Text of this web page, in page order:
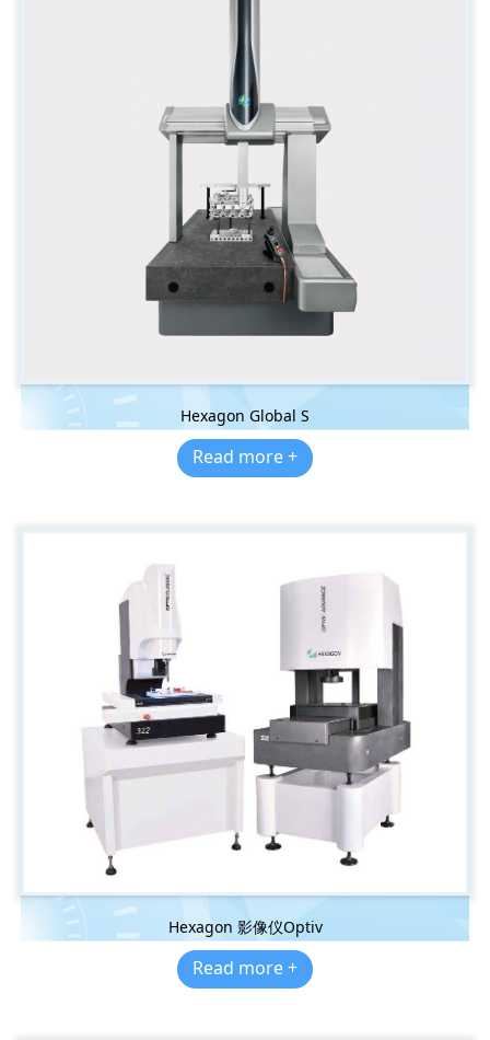
Hexagon Global S
Read more +
Hexagon 影像仪Optiv
Read more +